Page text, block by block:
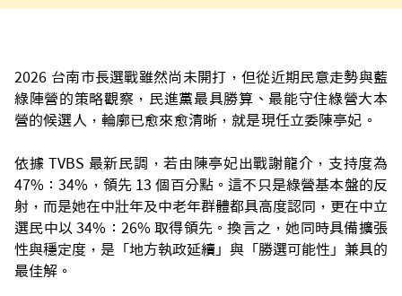
2026 台南市長選戰雖然尚未開打，但從近期民意走勢與藍
綠陣營的策略觀察，民進黨最具勝算、最能守住綠營大本
營的候選人，輪廓已愈來愈清晰，就是現任立委陳亭妃。
依據 TVBS 最新民調，若由陳亭妃出戰謝龍介，支持度為
47%：34%，領先 13 個百分點。這不只是綠營基本盤的反
射，而是她在中壯年及中老年群體都具高度認同，更在中立
選民中以 34%：26% 取得領先。換言之，她同時具備擴張
性與穩定度，是「地方執政延續」與「勝選可能性」兼具的
最佳解。